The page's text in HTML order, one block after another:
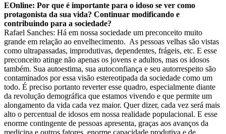
EOnline: Por que é importante para o idoso se ver como
protagonista da sua vida? Continuar modificando e
contribuindo para a sociedade?
Rafael Sanches: Há em nossa sociedade um preconceito muito
grande em relação ao envelhecimento. As pessoas velhas são vistas
como ultrapassadas, improdutivas, dependentes, frágeis, etc. E esse
preconceito atinge não apenas os jovens e adultos, mas os idosos
também. Sua autoestima, sua autoconfiança e seu autorrespeito são
contaminados por essa visão estereotipada da sociedade como um
todo. É preciso portanto reverter esse quadro, especialmente diante
da revolução demográfica que estamos vivendo e que permite um
alongamento da vida cada vez maior. Quer dizer, cada vez será mais
alto o percentual de idosos em nossa realidade populacional. E esse
enorme contingente de pessoas apresenta, graças aos avanços da
medicina e outros fatores, enorme capacidade produtiva e de